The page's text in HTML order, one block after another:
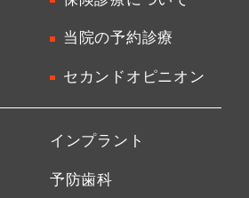
当院の予約診療
セカンドオピニオン
インプラント
予防歯科